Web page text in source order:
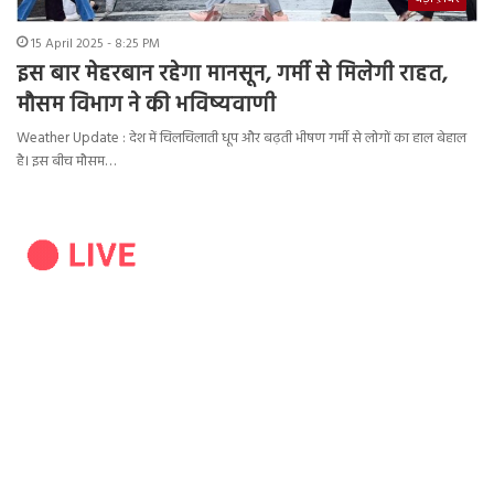
15 April 2025 - 8:25 PM
इस बार मेहरबान रहेगा मानसून, गर्मी से मिलेगी राहत,
मौसम विभाग ने की भविष्यवाणी
Weather Update : देश में चिलचिलाती धूप और बढ़ती भीषण गर्मी से लोगों का हाल बेहाल
है। इस बीच मौसम…